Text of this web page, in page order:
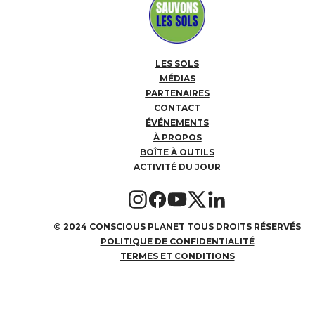
LES SOLS
MÉDIAS
PARTENAIRES
CONTACT
ÉVÉNEMENTS
À PROPOS
BOÎTE À OUTILS
ACTIVITÉ DU JOUR
© 2024 CONSCIOUS PLANET TOUS DROITS RÉSERVÉS
POLITIQUE DE CONFIDENTIALITÉ
TERMES ET CONDITIONS